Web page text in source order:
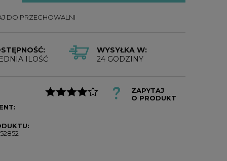
DO PRZECHOWALNI
ILOŚĆ
WYSYŁKA W:
24 GODZINY
ZAPYTAJ
O PRODUKT